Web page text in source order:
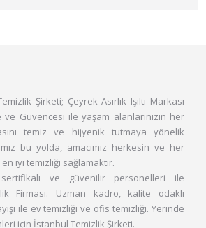
Şirketi; Çeyrek Asırlık Işıltı Markası
ve Güvencesi ile yaşam alanlarınızın her
temiz ve hijyenik tutmaya yönelik
bu yolda, amacımız herkesin ve her
iyi temizliği sağlamaktır.
sertifikalı ve güvenilir personelleri ile
Firması. Uzman kadro, kalite odaklı
ile ev temizliği ve ofis temizliği. Yerinde
için İstanbul Temizlik Şirketi.